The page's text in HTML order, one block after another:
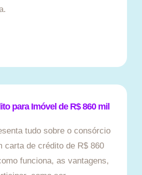
para Imóvel de R$ 860 mil
tudo sobre o consórcio
carta de crédito de R$ 860
funciona, as vantagens,